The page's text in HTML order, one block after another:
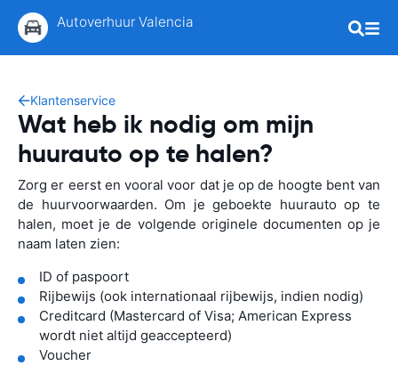
Autoverhuur Valencia
Klantenservice
Wat heb ik nodig om mijn
huurauto op te halen?
Zorg er eerst en vooral voor dat je op de hoogte bent van
de huurvoorwaarden. Om je geboekte huurauto op te
halen, moet je de volgende originele documenten op je
naam laten zien:
ID of paspoort
Rijbewijs (ook internationaal rijbewijs, indien nodig)
Creditcard (Mastercard of Visa; American Express
wordt niet altijd geaccepteerd)
Voucher